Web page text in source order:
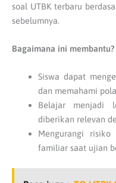
soal UTBK terbaru
sebelumnya.
Bagaimana ini membantu?
Siswa dapat
dan memahami
Belajar menjadi
diberikan relevan
Mengurangi
familiar saat ujian